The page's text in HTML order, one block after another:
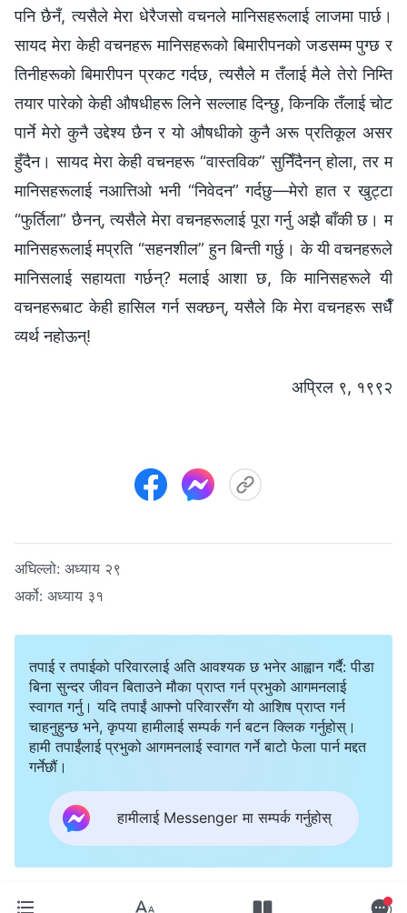
पनि छैनँ, त्यसैले मेरा धेरैजसो वचनले मानिसहरूलाई लाजमा पार्छ।
सायद मेरा केही वचनहरू मानिसहरूको बिमारीपनको जडसम्म पुग्छ र
तिनीहरूको बिमारीपन प्रकट गर्दछ, त्यसैले म तँलाई मैले तेरो निम्ति
तयार पारेको केही औषधीहरू लिने सल्लाह दिन्छु, किनकि तँलाई चोट
पार्ने मेरो कुनै उद्देश्य छैन र यो औषधीको कुनै अरू प्रतिकूल असर
हुँदैन। सायद मेरा केही वचनहरू “वास्तविक” सुनिँदैनन् होला, तर म
मानिसहरूलाई नआत्तिओ भनी “निवेदन” गर्दछु—मेरो हात र खुट्टा
“फुर्तिला” छैनन्, त्यसैले मेरा वचनहरूलाई पूरा गर्नु अझै बाँकी छ। म
मानिसहरूलाई मप्रति “सहनशील” हुन बिन्ती गर्छु। के यी वचनहरूले
मानिसलाई सहायता गर्छन्? मलाई आशा छ, कि मानिसहरूले यी
वचनहरूबाट केही हासिल गर्न सक्छन्, यसैले कि मेरा वचनहरू सधैँ
व्यर्थ नहोऊन्!
अप्रिल ९, १९९२
अघिल्लो: अध्याय २९
अर्को: अध्याय ३१
तपाई र तपाईको परिवारलाई अति आवश्यक छ भनेर आह्वान गर्दै: पीडा
बिना सुन्दर जीवन बिताउने मौका प्राप्त गर्न प्रभुको आगमनलाई
स्वागत गर्नु। यदि तपाईं आफ्नो परिवारसँग यो आशिष प्राप्त गर्न
चाहनुहुन्छ भने, कृपया हामीलाई सम्पर्क गर्न बटन क्लिक गर्नुहोस्।
हामी तपाईंलाई प्रभुको आगमनलाई स्वागत गर्ने बाटो फेला पार्न मद्दत
गर्नेछौं।
हामीलाई Messenger मा सम्पर्क गर्नुहोस्